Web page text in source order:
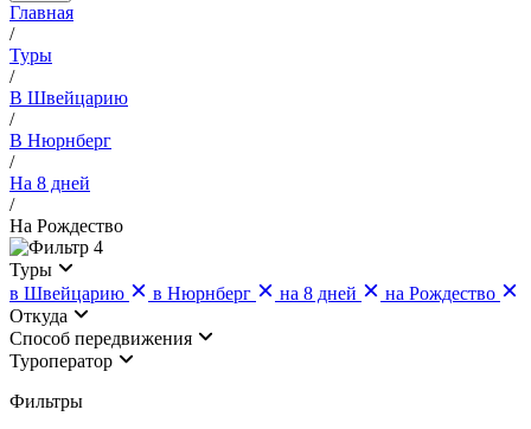
Главная
/
Туры
/
В Швейцарию
/
В Нюрнберг
/
На 8 дней
/
На Рождество
4
Туры
в Швейцарию
в Нюрнберг на 8 дней
на Рождество
Откуда
Cпособ передвижения
Туроператор
Фильтры